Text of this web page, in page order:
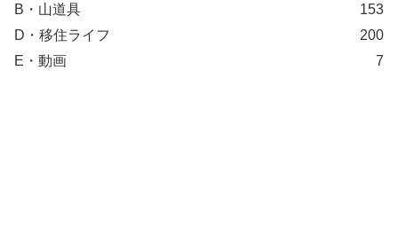
B・山道具
153
D・移住ライフ
200
E・動画
7